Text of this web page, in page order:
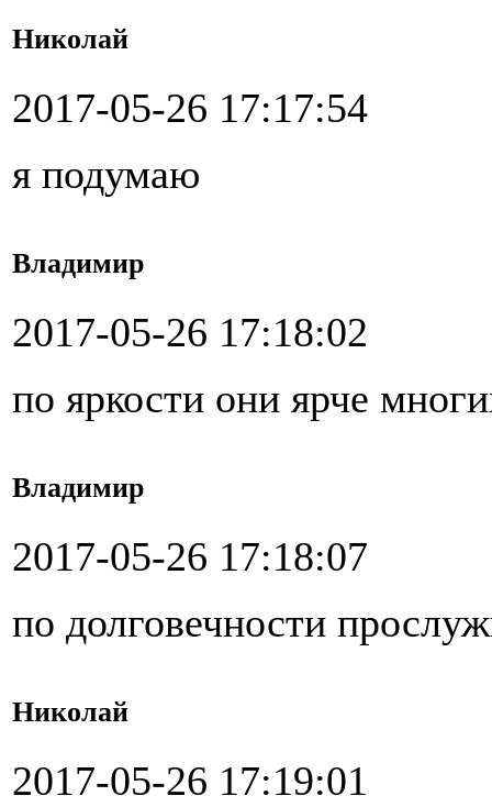
Николай
2017-05-26 17:17:54
я подумаю
Владимир
2017-05-26 17:18:02
по яркости они ярче
Владимир
2017-05-26 17:18:07
по долговечности
Николай
2017-05-26 17:19:01